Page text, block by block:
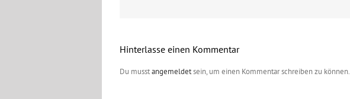
Hinterlasse einen Kommentar
Du musstangemeldetsein, um einen Kommentar schreiben zu können.